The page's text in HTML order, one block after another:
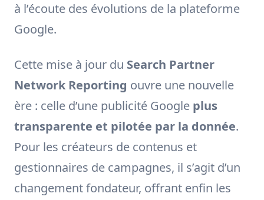
à l’écoute des évolutions de la plateforme
Google.
Cette mise à jour du Search Partner
Network Reporting ouvre une nouvelle
ère : celle d’une publicité Google plus
transparente et pilotée par la donnée.
Pour les créateurs de contenus et
gestionnaires de campagnes, il s’agit d’un
changement fondateur, offrant enfin les